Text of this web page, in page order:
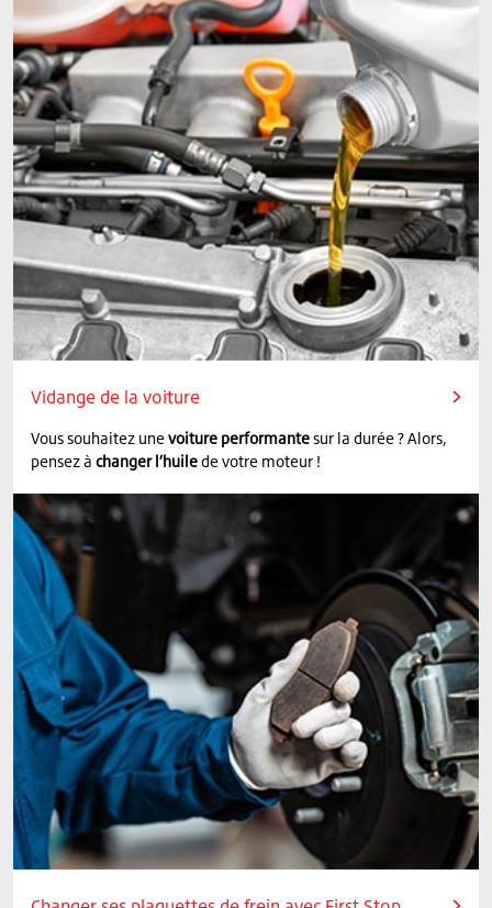
Vidange de la voiture
Vous souhaitez unevoiture performantesur la durée ? Alors,
pensez à changer l’huilede votre moteur !